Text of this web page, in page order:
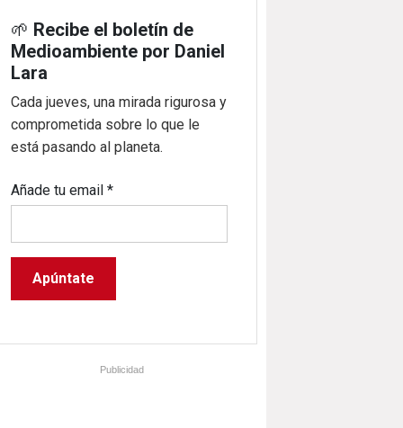
🌱 Recibe el boletín de
Medioambiente por Daniel
Lara
Cada jueves, una mirada rigurosa y
comprometida sobre lo que le
está pasando al planeta.
Añade tu email*
Publicidad